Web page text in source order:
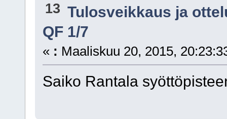
13 Tulosveikkaus ja
QF 1/7
« : Maaliskuu 20, 2015,
Saiko Rantala